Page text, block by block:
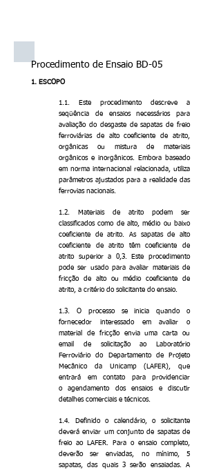
Procedimento de Ensaio BD-05
1. ESCOPO
1.1. Este procedimento descreve a
seqüência de ensaios necessários para
avaliação do desgaste de sapatas de freio
ferroviárias de alto coeficiente de atrito,
orgânicas ou mistura de materiais
orgânicos e inorgânicos. Embora baseado
em norma internacional relacionada, utiliza
parâmetros ajustados para a realidade das
ferrovias nacionais.
1.2. Materiais de atrito podem ser
classificados como de alto, médio ou baixo
coeficiente de atrito. As sapatas de alto
coeficiente de atrito têm coeficiente de
atrito superior a 0,3. Este procedimento
pode ser usado para avaliar materiais de
fricção de alto ou médio coeficiente de
atrito, a critério do solicitante do ensaio.
1.3. O processo se inicia quando o
fornecedor interessado em avaliar o
material de fricção envia uma carta ou
email de solicitação ao Laboratório
Ferroviário do Departamento de Projeto
Mecânico da Unicamp (LAFER), que
entrará em contato para providenciar
o agendamento dos ensaios e discutir
detalhes comerciais e técnicos.
1.4. Definido o calendário, o solicitante
deverá enviar um conjunto de sapatas de
freio ao LAFER. Para o ensaio completo,
deverão ser enviadas, no mínimo, 5
sapatas, das quais 3 serão ensaiadas. A